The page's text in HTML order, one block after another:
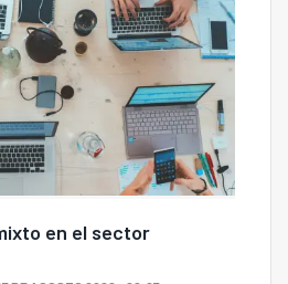
en el sector